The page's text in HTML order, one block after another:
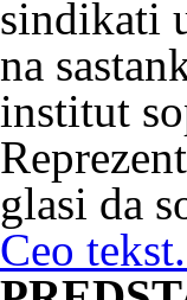
sindikati
na
institut
glasi da
Ceo